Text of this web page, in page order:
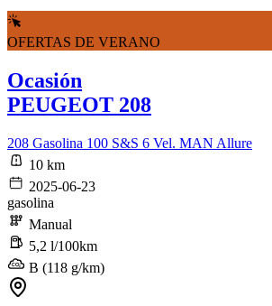
OFERTAS DE VERANO
Ocasión
PEUGEOT 208
208 Gasolina 100 S&S 6 Vel. MAN Allure
10 km
2025-06-23
gasolina
Manual
5,2 l/100km
B (118 g/km)